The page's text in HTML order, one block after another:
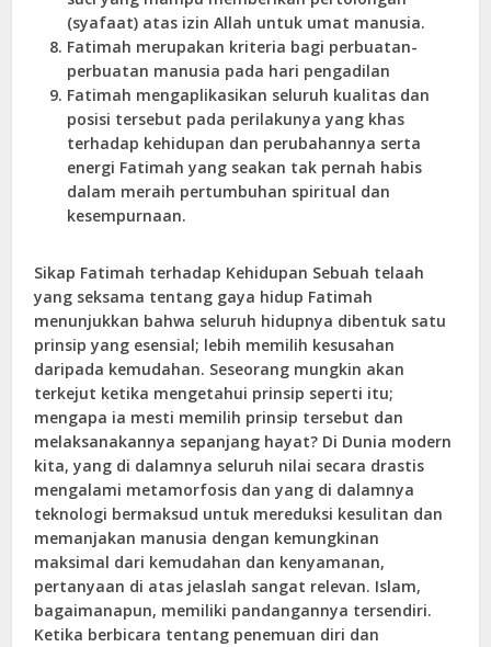
(syafaat) atas izin Allah untuk umat manusia.
Fatimah merupakan kriteria bagi perbuatan-
perbuatan manusia pada hari pengadilan
Fatimah mengaplikasikan seluruh kualitas dan
posisi tersebut pada perilakunya yang khas
terhadap kehidupan dan perubahannya serta
energi Fatimah yang seakan tak pernah habis
dalam meraih pertumbuhan spiritual dan
kesempurnaan.
Sikap Fatimah terhadap Kehidupan Sebuah telaah
yang seksama tentang gaya hidup Fatimah
menunjukkan bahwa seluruh hidupnya dibentuk satu
prinsip yang esensial; lebih memilih kesusahan
daripada kemudahan. Seseorang mungkin akan
terkejut ketika mengetahui prinsip seperti itu;
mengapa ia mesti memilih prinsip tersebut dan
melaksanakannya sepanjang hayat? Di Dunia modern
kita, yang di dalamnya seluruh nilai secara drastis
mengalami metamorfosis dan yang di dalamnya
teknologi bermaksud untuk mereduksi kesulitan dan
memanjakan manusia dengan kemungkinan
maksimal dari kemudahan dan kenyamanan,
pertanyaan di atas jelaslah sangat relevan. Islam,
bagaimanapun, memiliki pandangannya tersendiri.
Ketika berbicara tentang penemuan diri dan